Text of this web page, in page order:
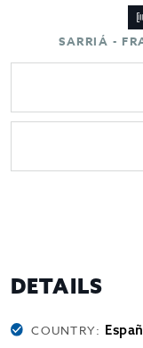
SARRIÁ -
DETAILS
COUNTRY: